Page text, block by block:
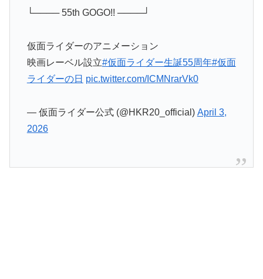
└──── 55th GOGO!! ────┘
仮面ライダーのアニメーション
映画レーベル設立 #仮面ライダー生誕55周年
#仮面
ライダーの日
pic.twitter.com/ICMNrarVk0
— 仮面ライダー公式 (@HKR20_official)
April 3,
2026